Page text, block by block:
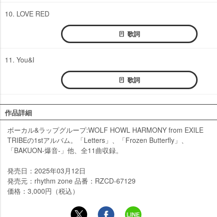
10. LOVE RED
歌詞
11. You&I
歌詞
作品詳細
ボーカル&ラップグループ:WOLF HOWL HARMONY from EXILE
TRIBEの1stアルバム。「Letters」、「Frozen Butterfly」、
「BAKUON-爆音-」他、全11曲収録。
発売日：2025年03月12日
発売元：rhythm zone 品番：RZCD-67129
価格：3,000円（税込）